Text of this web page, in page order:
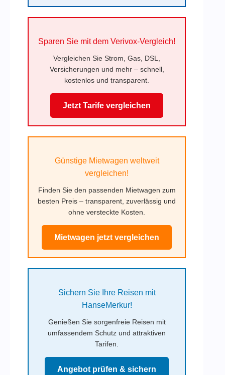
Sparen Sie mit dem Verivox-Vergleich!
Vergleichen Sie Strom, Gas, DSL,
Versicherungen und mehr – schnell,
kostenlos und transparent.
Jetzt Tarife vergleichen
Günstige Mietwagen weltweit
vergleichen!
Finden Sie den passenden Mietwagen zum
besten Preis – transparent, zuverlässig und
ohne versteckte Kosten.
Mietwagen jetzt vergleichen
Sichern Sie Ihre Reisen mit
HanseMerkur!
Genießen Sie sorgenfreie Reisen mit
umfassendem Schutz und attraktiven
Tarifen.
Angebot prüfen & sichern